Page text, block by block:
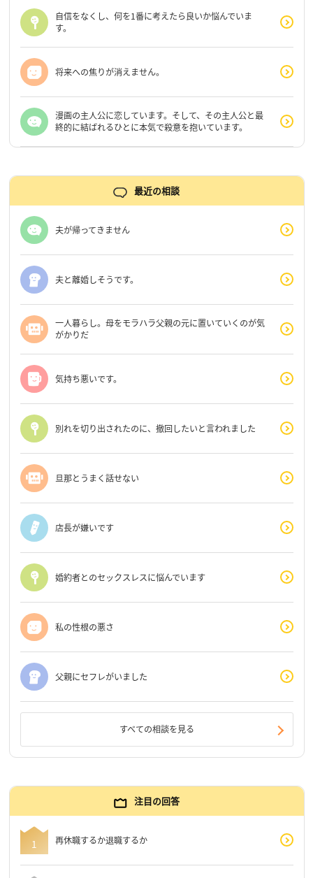
自信をなくし、何を1番に考えたら良いか悩んでいま
す。
将来への焦りが消えません。
漫画の主人公に恋しています。そして、その主人公と最
終的に結ばれるひとに本気で殺意を抱いています。
最近の相談
夫が帰ってきません
夫と離婚しそうです。
一人暮らし。母をモラハラ父親の元に置いていくのが気
がかりだ
気持ち悪いです。
別れを切り出されたのに、撤回したいと言われました
旦那とうまく話せない
店長が嫌いです
婚約者とのセックスレスに悩んでいます
私の性根の悪さ
父親にセフレがいました
すべての相談を見る
注目の回答
再休職するか退職するか